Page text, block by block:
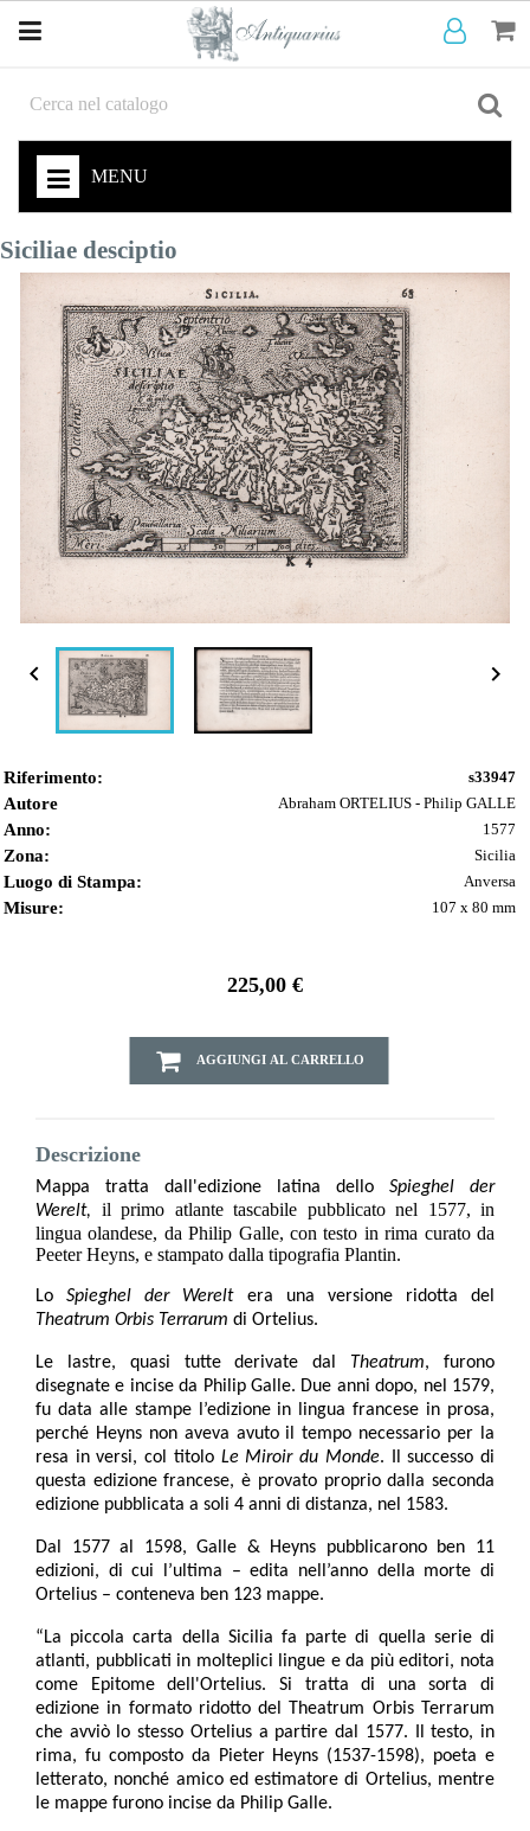
MENU
Siciliae desciptio
 
Riferimento: s33947
Autore Abraham ORTELIUS - Philip GALLE
Anno: 1577
Zona: Sicilia
Luogo di Stampa: Anversa
Misure: 107 x 80 mm
225,00 €
AGGIUNGI AL CARRELLO
Descrizione
Mappa tratta dall'edizione latina dello Spieghel der
Werelt, il primo atlante tascabile pubblicato nel 1577, in
lingua olandese, da Philip Galle, con testo in rima curato da
Peeter Heyns, e stampato dalla tipografia Plantin.
LoSpieghel der Wereltera una versione ridotta del
Theatrum Orbis Terrarum di Ortelius.
Le lastre, quasi tutte derivate dal Theatrum, furono
disegnate e incise da Philip Galle. Due anni dopo, nel 1579,
fu data alle stampe l’edizione in lingua francese in prosa,
perché Heyns non aveva avuto il tempo necessario per la
resa in versi, col titolo Le Miroir du Monde. Il successo di
questa edizione francese, è provato proprio dalla seconda
edizione pubblicata a soli 4 anni di distanza, nel 1583.
Dal 1577 al 1598, Galle & Heyns pubblicarono ben 11
edizioni, di cui l’ultima – edita nell’anno della morte di
Ortelius – conteneva ben 123 mappe.
“La piccola carta della Sicilia fa parte di quella serie di
atlanti, pubblicati in molteplici lingue e da più editori, nota
come Epitome dell'Ortelius. Si tratta di una sorta di
edizione in formato ridotto del Theatrum Orbis Terrarum
che avviò lo stesso Ortelius a partire dal 1577. Il testo, in
rima, fu composto da Pieter Heyns (1537-1598), poeta e
letterato, nonché amico ed estimatore di Ortelius, mentre
le mappe furono incise da Philip Galle.